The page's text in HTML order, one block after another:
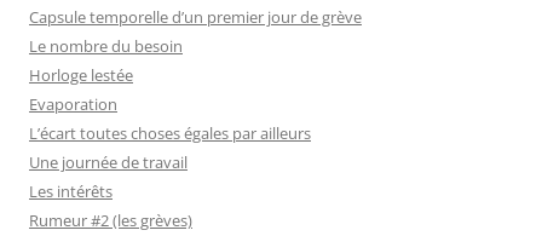
Capsule temporelle d’un premier jour de grève
Le nombre du besoin
Horloge lestée
Evaporation
L’écart toutes choses égales par ailleurs
Une journée de travail
Les intérêts
Rumeur #2 (les grèves)